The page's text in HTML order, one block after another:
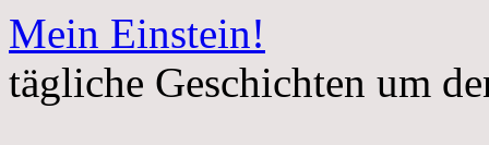
Mein Einstein!
tägliche Geschichten um